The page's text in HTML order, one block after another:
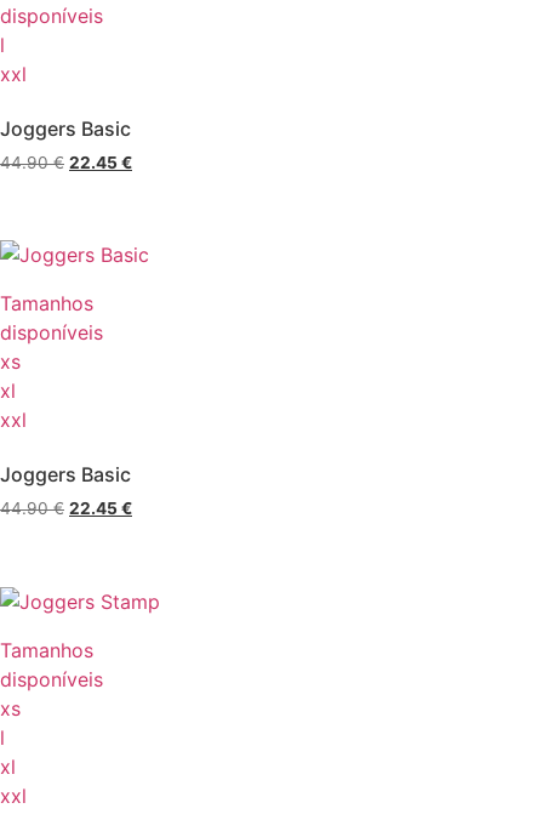
disponíveis
l
xxl
Joggers Basic
44.90€ 22.45€
Tamanhos
disponíveis
xs
xl
xxl
Joggers Basic
44.90€ 22.45€
Tamanhos
disponíveis
xs
l
xl
xxl